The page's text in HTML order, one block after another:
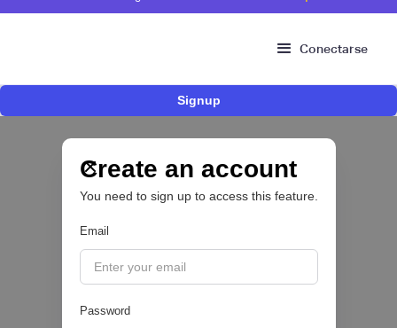
Conectarse
Signup
Create an account
You need to sign up to access this feature.
Email
Password
fraude, identidad e IA que marcarán el futuro
del sector financiero
Sofía Neira Gómez